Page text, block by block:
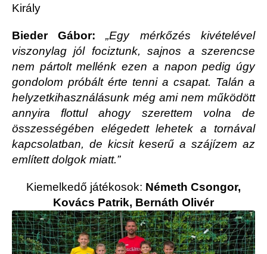
Király
Bieder Gábor:„Egy mérkőzés kivételével
viszonylag jól fociztunk, sajnos a szerencse
nem pártolt mellénk ezen a napon pedig úgy
gondolom próbált érte tenni a csapat. Talán a
helyzetkihasználásunk még ami nem működött
annyira flottul ahogy szerettem volna de
összességében elégedett lehetek a tornával
kapcsolatban, de kicsit keserű a szájízem az
említett dolgok miatt.”
Kiemelkedő játékosok: Németh Csongor,
Kovács Patrik, Bernáth Olivér